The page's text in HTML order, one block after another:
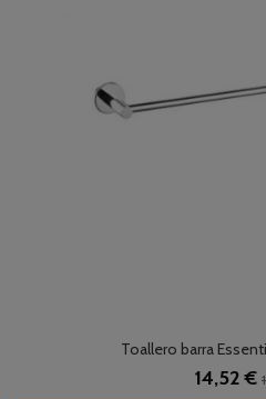
Toallero barra
14,52 €